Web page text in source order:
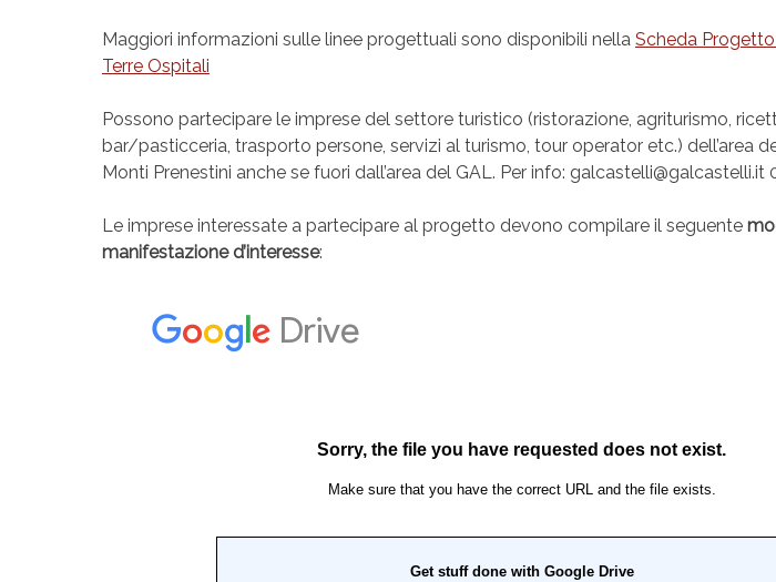
Maggiori informazioni sulle linee progettuali sono disponibili nella Scheda Progetto
Terre Ospitali
Possono partecipare le imprese del settore turistico (ristorazione, agriturismo,
bar/pasticceria, trasporto persone, servizi al turismo, tour operator etc.) dell’area
Monti Prenestini anche se fuori dall’area del GAL. Per info:
Le imprese interessate a partecipare al progetto devono compilare il seguente
manifestazione d’interesse: